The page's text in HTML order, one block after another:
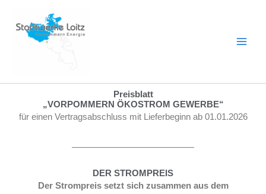
Inhalt
springen
Preisblatt
„VORPOMMERN ÖKOSTROM GEWERBE“
für einen Vertragsabschluss mit Lieferbeginn ab 01.01.2026
DER STROMPREIS
Der Strompreis setzt sich zusammen aus dem